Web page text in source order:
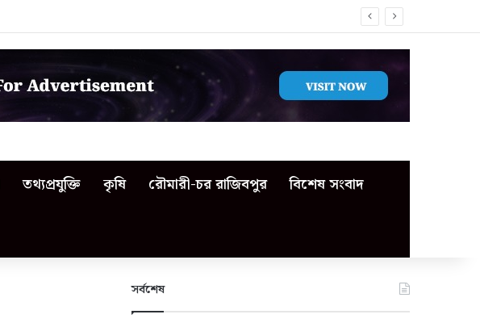
তথ্যপ্রযুক্তি কৃষি রৌমারী-চর রাজিবপুর বিশেষ সংবাদ
সর্বশেষ